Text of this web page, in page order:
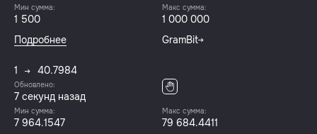
Мин сумма:
1 500
Макс сумма:
1 000 000
Подробнее
GramBit
1 40.7984
Обновлено:
7 секунд назад
Мин сумма:
7 964.1547
Макс сумма:
79 684.4411